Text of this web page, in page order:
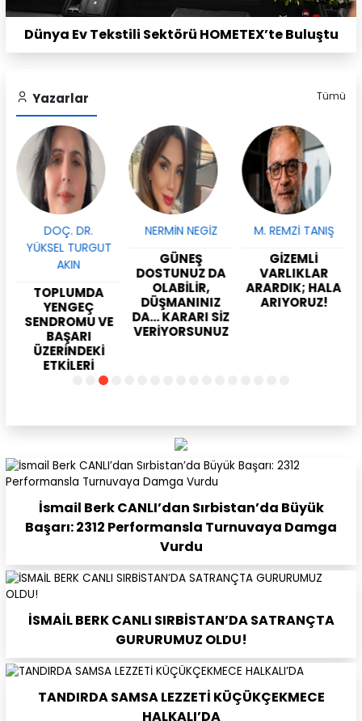
Dünya Ev Tekstili Sektörü HOMETEX’te Buluştu
Yazarlar Tümü
DOÇ. DR.
YÜKSEL TURGUT
AKIN
TOPLUMDA
YENGEÇ
SENDROMU VE
BAŞARI
ÜZERİNDEKİ
ETKİLERİ
NERMİN NEGİZ
GÜNEŞ
DOSTUNUZ DA
OLABİLİR,
DÜŞMANINIZ
DA… KARARI SİZ
VERİYORSUNUZ
M. REMZİ TANIŞ
GİZEMLİ
VARLIKLAR
ARARDIK; HALA
ARIYORUZ!
İsmail Berk CANLI’dan Sırbistan’da Büyük
Başarı: 2312 Performansla Turnuvaya Damga
Vurdu
İSMAİL BERK CANLI SIRBİSTAN’DA SATRANÇTA
GURURUMUZ OLDU!
TANDIRDA SAMSA LEZZETİ KÜÇÜKÇEKMECE
HALKALI’DA